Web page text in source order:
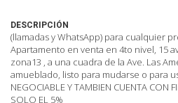
DESCRIPCIÓN
(llamadas y WhatsApp) para cualquier
Apartamento en venta en 4to nivel, 15
zona13 , a una cuadra de la Ave. Las
amueblado, listo para mudarse o para
NEGOCIABLE Y TAMBIEN CUENTA CON
SOLO EL 5%